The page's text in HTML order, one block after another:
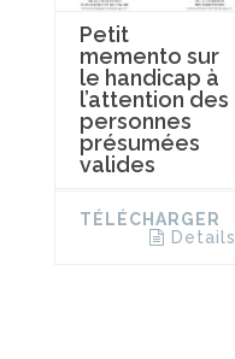
Petit
memento sur
le handicap à
l’attention des
personnes
présumées
valides
TÉLÉCHARGER
Details